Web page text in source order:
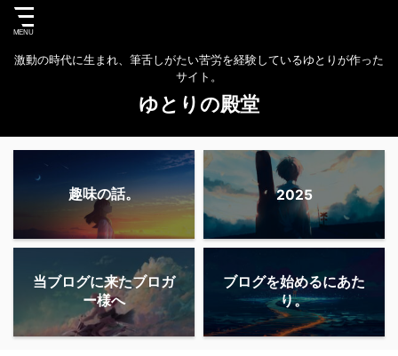
激動の時代に生まれ、筆舌しがたい苦労を経験しているゆとりが作った
サイト。
ゆとりの殿堂
趣味の話。 2025
当ブログに来たブロガ
ー様へ
ブログを始めるにあた
り。